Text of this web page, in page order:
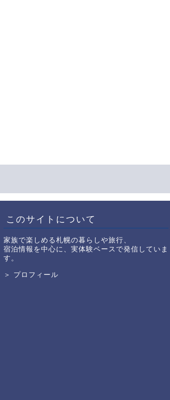
このサイトについて
家族で楽しめる札幌の暮らしや旅行、
宿泊情報を中心に、実体験ベースで発信していま
す。
＞ プロフィール